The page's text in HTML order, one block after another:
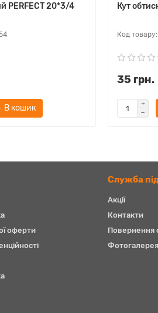
PERFEСT 20*3/4
В кошик
Кут
35 грн.
оферти
Служба
Акції
Контакти
Повернення
Фотогалерея